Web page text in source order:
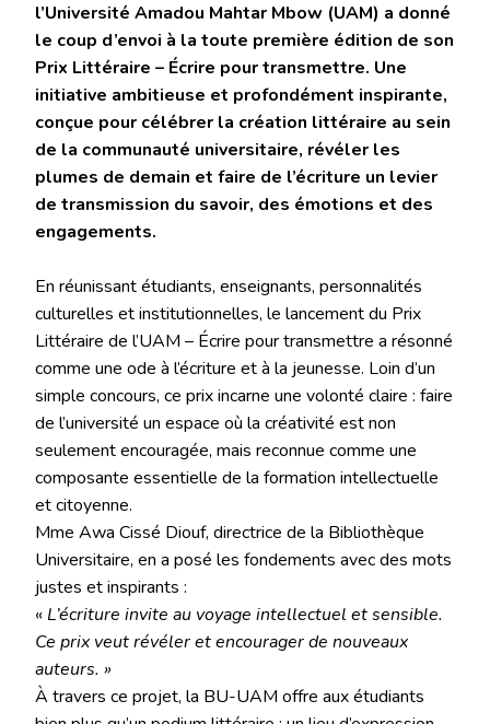
l’Université Amadou Mahtar Mbow (UAM) a donné
le coup d’envoi à la toute première édition de son
Prix Littéraire – Écrire pour transmettre. Une
initiative ambitieuse et profondément inspirante,
conçue pour célébrer la création littéraire au sein
de la communauté universitaire, révéler les
plumes de demain et faire de l’écriture un levier
de transmission du savoir, des émotions et des
engagements.
En réunissant étudiants, enseignants, personnalités
culturelles et institutionnelles, le lancement du Prix
Littéraire de l’UAM – Écrire pour transmettre a résonné
comme une ode à l’écriture et à la jeunesse. Loin d’un
simple concours, ce prix incarne une volonté claire : faire
de l’université un espace où la créativité est non
seulement encouragée, mais reconnue comme une
composante essentielle de la formation intellectuelle
et citoyenne.
Mme Awa Cissé Diouf, directrice de la Bibliothèque
Universitaire, en a posé les fondements avec des mots
justes et inspirants :
« L’écriture invite au voyage intellectuel et sensible.
Ce prix veut révéler et encourager de nouveaux
auteurs. »
À travers ce projet, la BU-UAM offre aux étudiants